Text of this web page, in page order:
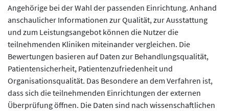
Angehörige bei der Wahl der passenden Einrichtung. Anhand
anschaulicher Informationen zur Qualität, zur Ausstattung
und zum Leistungsangebot können die Nutzer die
teilnehmenden Kliniken miteinander vergleichen. Die
Bewertungen basieren auf Daten zur Behandlungsqualität,
Patientensicherheit, Patientenzufriedenheit und
Organisationsqualität. Das Besondere an dem Verfahren ist,
dass sich die teilnehmenden Einrichtungen der externen
Überprüfung öffnen. Die Daten sind nach wissenschaftlichen